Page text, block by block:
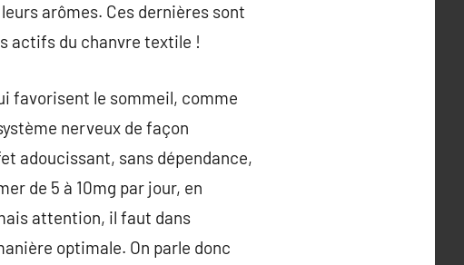
arômes. Ces dernières sont
actifs du chanvre textile !
favorisent le sommeil, comme
nerveux de façon
adoucissant, sans dépendance,
de 5 à 10mg par jour, en
attention, il faut dans
optimale. On parle donc